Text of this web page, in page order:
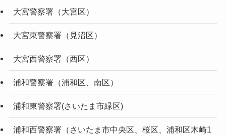
大宮警察署（大宮区）
大宮東警察署（見沼区）
大宮西警察署（西区）
浦和警察署（浦和区、南区）
浦和東警察署(さいたま市緑区)
浦和西警察署（さいたま市中央区、桜区、浦和区木崎1